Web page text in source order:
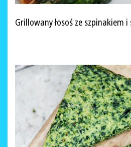
Grillowany łosoś ze szpinakiem